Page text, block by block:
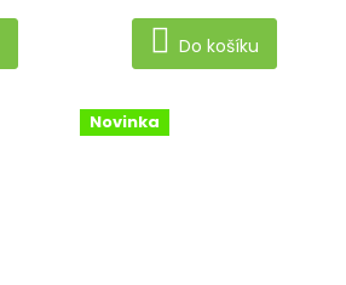
Do košíku
Novinka